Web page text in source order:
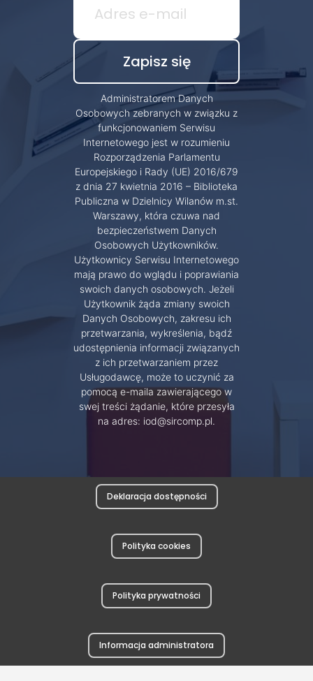
Administratorem Danych
Osobowych zebranych w związku z
funkcjonowaniem Serwisu
Internetowego jest w rozumieniu
Rozporządzenia Parlamentu
Europejskiego i Rady (UE) 2016/679
z dnia 27 kwietnia 2016 – Biblioteka
Publiczna w Dzielnicy Wilanów m.st.
Warszawy, która czuwa nad
bezpieczeństwem Danych
Osobowych Użytkowników.
Użytkownicy Serwisu Internetowego
mają prawo do wglądu i poprawiania
swoich danych osobowych. Jeżeli
Użytkownik żąda zmiany swoich
Danych Osobowych, zakresu ich
przetwarzania, wykreślenia, bądź
udostępnienia informacji związanych
z ich przetwarzaniem przez
Usługodawcę, może to uczynić za
pomocą e-maila zawierającego w
swej treści żądanie, które przesyła
na adres: iod@sircomp.pl.
Deklaracja dostępności
Polityka cookies
Polityka prywatności
Informacja administratora